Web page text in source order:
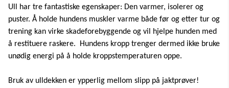
Ull har tre fantastiske egenskaper: Den varmer, isolerer og
puster. Å holde hundens muskler varme både før og etter tur og
trening kan virke skadeforebyggende og vil hjelpe hunden med
å restituere raskere. Hundens kropp trenger dermed ikke bruke
unødig energi på å holde kroppstemperaturen oppe.
Bruk av ulldekken er ypperlig mellom slipp på jaktprøver!